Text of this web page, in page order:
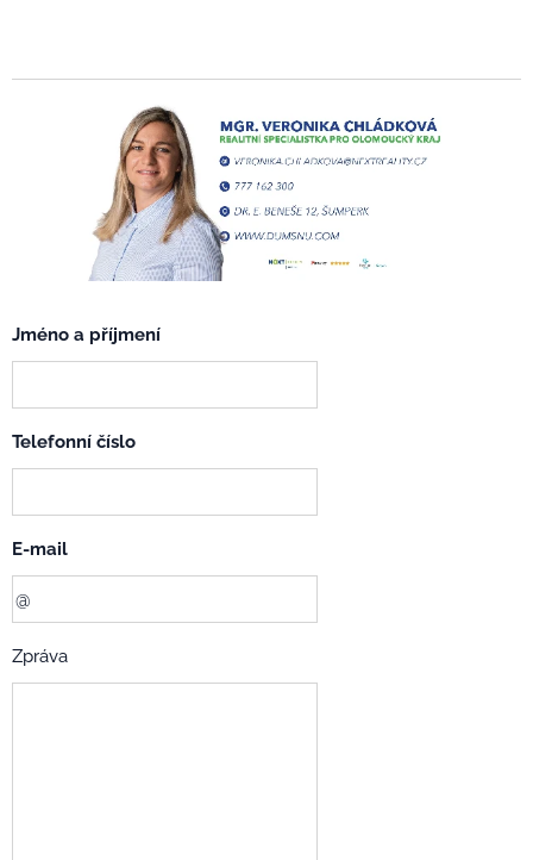
Jméno a příjmení
Telefonní číslo
E-mail
Zpráva